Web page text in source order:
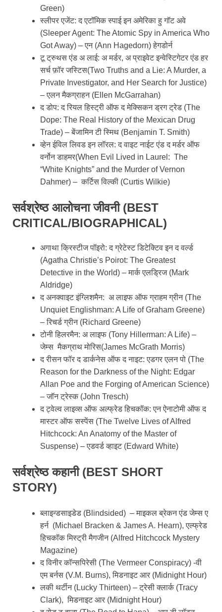
Green)
स्लीपर एजेंट: द एटॉमिक स्पाई इन अमेरिका हु गॉट अवे
(Sleeper Agent: The Atomic Spy in America Who
Got Away) – एन (Ann Hagedorn) हेगडोर्न
टू ट्रुथस एंड अ लाई: अ मर्डर, अ प्राइवेट इन्वेस्टिगेटर एंड हर
सर्च फ़ॉर जस्टिस(Two Truths and a Lie: A Murder, a
Private Investigator, and Her Search for Justice)
– एलन मैकग्राहन (Ellen McGarrahan)
द डोप: द रियल हिस्ट्री ऑफ द मेक्सिकन ड्रग ट्रेड (The
Dope: The Real History of the Mexican Drug
Trade) – बेंजामिन टी स्मिथ (Benjamin T. Smith)
व्हेन ईविल लिवड इन लॉरल: द वाइट नाईट एंड द मर्डर ऑफ
वर्नोन डाहमर(When Evil Lived in Laurel: The
“White Knights” and the Murder of Vernon
Dahmer) – कर्टिस विल्की (Curtis Wilkie)
सर्वश्रेष्ठ आलोचना जीवनी (BEST
CRITICAL/BIOGRAPHICAL)
अगाथा क्रिस्टीज पॉइरो: द ग्रेटेस्ट डिटेक्टिव इन द वर्ल्ड
(Agatha Christie’s Poirot: The Greatest
Detective in the World) – मार्क एलड्रिज (Mark
Aldridge)
द अनक्वाइट इंग्लिशमैन: अ लाइफ ऑफ ग्राहम ग्रीन (The
Unquiet Englishman: A Life of Graham Greene)
– रिचर्ड ग्रीन (Richard Greene)
टोनी हिलरमैन: अ लाइफ (Tony Hillerman: A Life) –
जेम्स मैकग्राथ मोरिस(James McGrath Morris)
द रीसन फॉर द डार्कनेस ऑफ द नाइट: एडगर एलन पो (The
Reason for the Darkness of the Night: Edgar
Allan Poe and the Forging of American Science)
– जॉन ट्रेस्क (John Tresch)
द ट्वेल्व लाइव्स ऑफ अल्फ्रेड हिचकॉक: एन ऐनाटोमी ऑफ द
मास्टर ऑफ सस्पेंस (The Twelve Lives of Alfred
Hitchcock: An Anatomy of the Master of
Suspense) – एडवर्ड व्हाइट (Edward White)
सर्वश्रेष्ठ कहानी (BEST SHORT
STORY)
ब्लाइन्डसाइडेड (Blindsided) – माइकल ब्रेकन एंड जेम्स ए
हर्न (Michael Bracken & James A. Hearn), एल्फ्रेड
हिचकॉक मिस्ट्री मैगजीन (Alfred Hitchcock Mystery
Magazine)
द विनीर कॉन्सपिरेसी (The Vermeer Conspiracy) -वी
एम बर्नस (V.M. Burns), मिडनाइट आर (Midnight Hour)
लकी थर्टीन (Lucky Thirteen) – ट्रेसी क्लार्क (Tracy
Clark), मिडनाइट आर (Midnight Hour)